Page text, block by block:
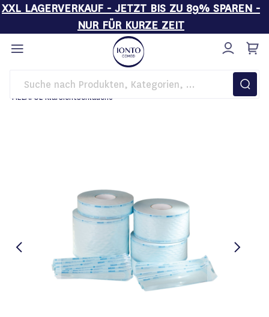
XXL LAGERVERKAUF - JETZT BIS ZU 89% SPAREN -
NUR FÜR KURZE ZEIT
Direkt
zum
Inhalt
Startseite Hygiene
Autoklaven
MELAFOL Klarsichtschläuche